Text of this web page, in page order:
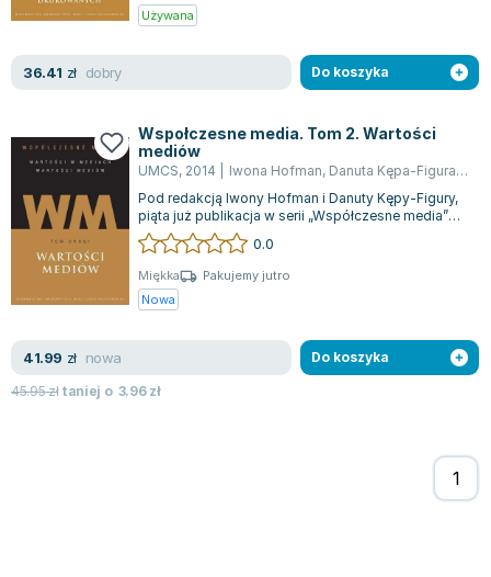
Jan Pietrzak
Piotr Zychowicz
Piotr Kościelny
Jan Piński
Zygmunt Freud
Agata Passent
Michel Moran
Maciej Orłoś
Jo Nesbo
Antoine de Saint Exupery
Lew Tołstoj
Używana
36.41 zł dobry Do koszyka
Wspołczesne media. Tom 2. Wartości
mediów
UMCS, 2014 Iwona Hofman, Danuta Kępa-Figura,
Pod redakcją Iwony Hofman i Danuty Kępy-Figury,
piąta już publikacja w serii „Współczesne media”
koncentruje się na aksjologicznym...
0.0
Miękka
Pakujemy jutro
Nowa
41.99 zł nowa
45.95złtaniej o 3.96zł
Do koszyka